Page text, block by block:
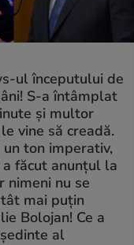
ul începutului de
S-a întâmplat
și multor
vine să creadă.
un ton imperativ,
a făcut anunțul la
nimeni nu se
mai puțin
Bolojan! Ce a
al